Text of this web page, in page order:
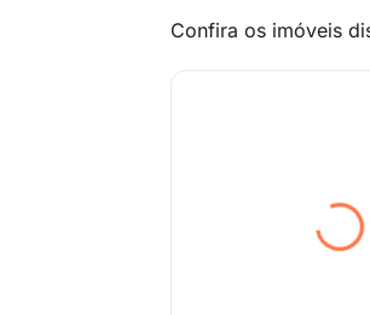
Confira os imóveis